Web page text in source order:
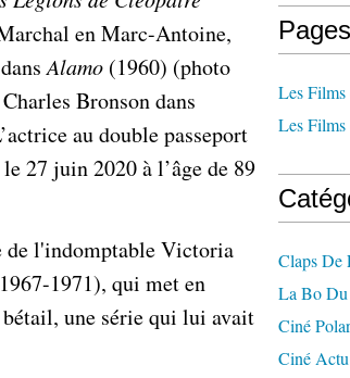
en Marc-Antoine,
Alamo (1960) (photo
Bronson dans
au double passeport
27 juin 2020 à l’âge de 89
de l'indomptable Victoria
1971), qui met en
bétail, une série qui lui avait
Pages
Les Films
Les Films
Claps De
La Bo
Ciné
Ciné